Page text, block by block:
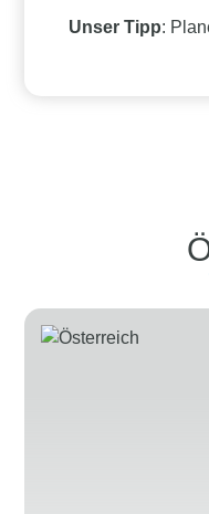
Unser Tipp: